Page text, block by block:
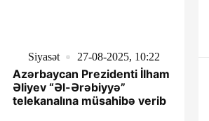
Siyasət 27-08-2025, 10:22
Azərbaycan Prezidenti İlham
Əliyev “Əl-Ərəbiyyə”
telekanalına müsahibə verib